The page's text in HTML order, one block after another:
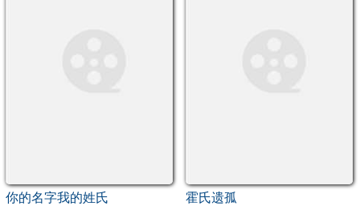
你的名字我的姓氏 霍氏遗孤